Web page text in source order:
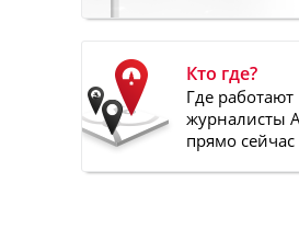
Кто где?
Где работают
журналисты
прямо сейчас